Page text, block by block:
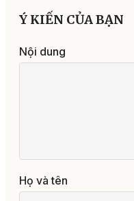
Ý KIẾN CỦA BẠN
Nội dung
Họ và tên